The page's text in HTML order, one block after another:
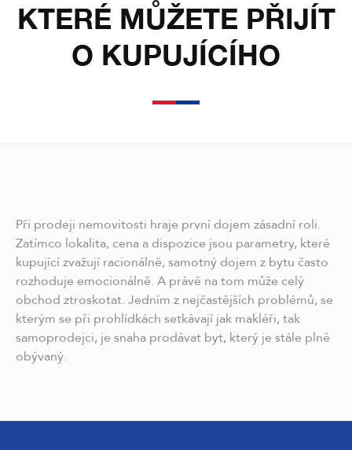
KTERÉ MŮŽETE PŘIJÍT
O KUPUJÍCÍHO
Při prodeji nemovitosti hraje první dojem zásadní roli.
Zatímco lokalita, cena a dispozice jsou parametry, které
kupující zvažují racionálně, samotný dojem z bytu často
rozhoduje emocionálně. A právě na tom může celý
obchod ztroskotat. Jedním z nejčastějších problémů, se
kterým se při prohlídkách setkávají jak makléři, tak
samoprodejci, je snaha prodávat byt, který je stále plně
obývaný.